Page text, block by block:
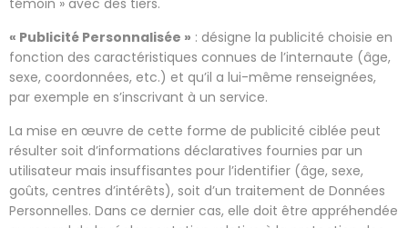
« Publicité Personnalisée » : désigne la publicité choisie en
fonction des caractéristiques connues de l’internaute (âge,
sexe, coordonnées, etc.) et qu’il a lui-même renseignées,
par exemple en s’inscrivant à un service.
La mise en œuvre de cette forme de publicité ciblée peut
résulter soit d’informations déclaratives fournies par un
utilisateur mais insuffisantes pour l’identifier (âge, sexe,
goûts, centres d’intérêts), soit d’un traitement de Données
Personnelles. Dans ce dernier cas, elle doit être appréhendée